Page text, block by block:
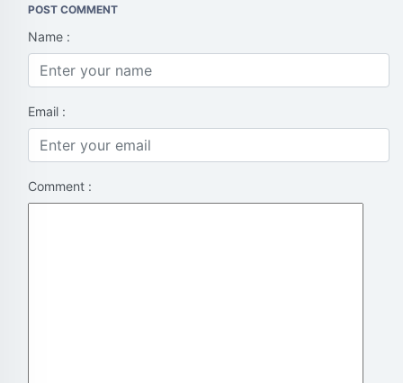
POST COMMENT
Name :
Email :
Comment :